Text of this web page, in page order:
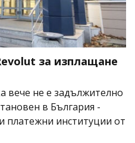
за изплащане
вече не е задължително
в България -
платежни институции от